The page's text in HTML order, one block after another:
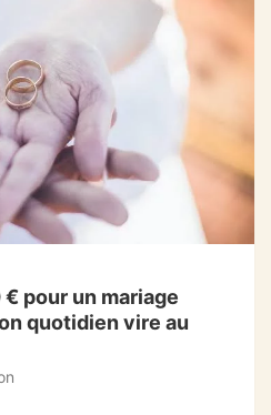
pour un mariage
quotidien vire au